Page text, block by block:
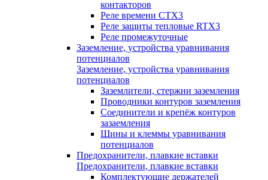
контакторов
Реле времени CTX3
Реле защиты тепловые RTX3
Реле промежуточные
Заземление, устройства уравнивания
потенциалов
Заземление, устройства уравнивания
потенциалов
Заземлители, стержни заземления
Проводники контуров заземления
Соединители и крепёж контуров
зазаемления
Шины и клеммы уравнивания
потенциалов
Предохранители, плавкие вставки
Предохранители, плавкие вставки
Комплектующие держателей